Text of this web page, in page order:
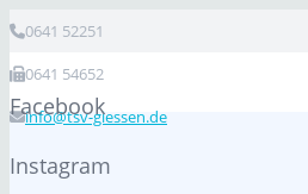
0641 52251
0641 54652
info@tsv-giessen.de
Facebook
Instagram